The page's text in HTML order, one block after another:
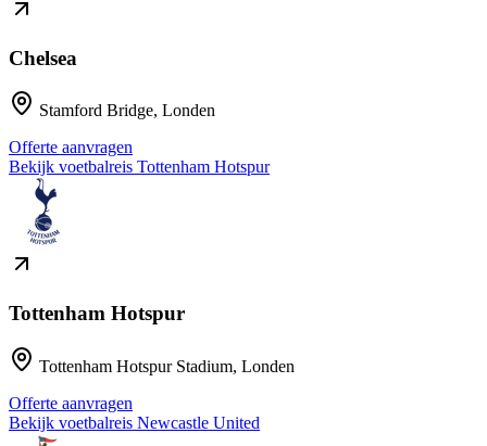
Chelsea
Stamford Bridge, Londen
Offerte aanvragen
Bekijk voetbalreis Tottenham Hotspur
Tottenham Hotspur
Tottenham Hotspur Stadium, Londen
Offerte aanvragen
Bekijk voetbalreis Newcastle United